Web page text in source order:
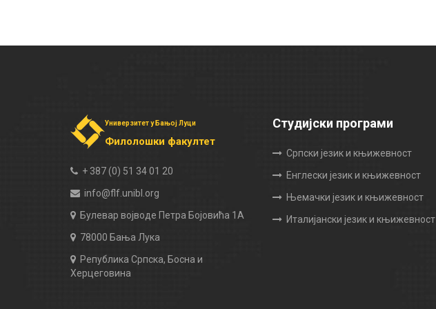
Универзитет у Бањој Луци
Филолошки факултет
+ 387 (0) 51 34 01 20
info@flf.unibl.org
Булевар војводе Петра Бојовића 1А
78000 Бања Лука
Република Српска, Босна и
Херцеговина
Студијски програми
Српски језик и књижевност
Енглески језик и књижевност
Њемачки језик и књижевност
Италијански језик и књижевност